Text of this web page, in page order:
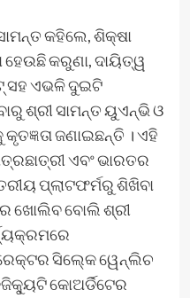
କହିଲେ, ଶିକ୍ଷା
ହେଉଛି କରୁଣା, ଦାୟିତ୍ୱ
ସହ ଏଭଳି ଦୁଇଟି
ଶ୍ରୀ ସାମନ୍ତ ୟୁଏନ୍‍ଭି ଓ
ଜଣାଇଛନ୍ତି । ଏହି
ଏବଂ ଭାରତର
ପ୍ଲାଟଫର୍ମରୁ ଶିଖିବା
ଖୋଲିବ ବୋଲି ଶ୍ରୀ
ସିଲ୍‍କେ ୱେନ୍‍ଲିଚ
କୋଅର୍ଡିଟେର